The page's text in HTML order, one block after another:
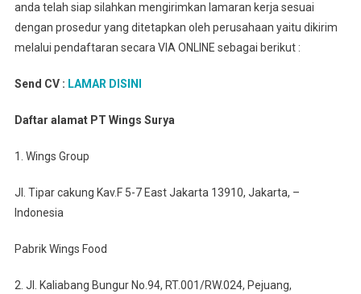
anda telah siap silahkan mengirimkan lamaran kerja sesuai
dengan prosedur yang ditetapkan oleh perusahaan yaitu dikirim
melalui pendaftaran secara VIA ONLINE sebagai berikut :
Send CV : LAMAR DISINI
Daftar alamat PT Wings Surya
1. Wings Group
Jl. Tipar cakung Kav.F 5-7 East Jakarta 13910, Jakarta, –
Indonesia
Pabrik Wings Food
2. Jl. Kaliabang Bungur No.94, RT.001/RW.024, Pejuang,